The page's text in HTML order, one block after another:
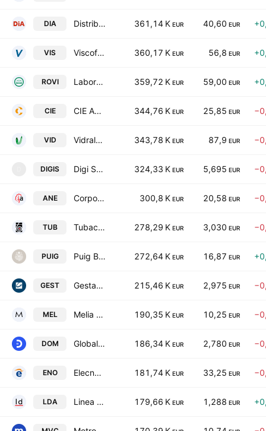
DIA Distribuidora Internacional de Alimentacion SA 361,14 K EUR 40,60 EUR
VIS Viscofan, S.A. 360,17 K EUR 56,8 EUR
ROVI Laboratorios Farmaceuticos Rovi, S.A. 359,72 K EUR 59,00 EUR
CIE CIE Automotive, S.A. 344,76 K EUR 25,85 EUR
VID Vidrala SA 343,78 K EUR 87,9 EUR
DIGIS Digi Spain Telecom, S.A. Unipersonal 324,33 K EUR 5,695 EUR
ANE Corporacion Acciona Energias Renovables SA 300,8 K EUR 20,58 EUR
TUB Tubacex, S.A. 278,29 K EUR 3,030 EUR
PUIG Puig Brands, S.A. Class B 272,64 K EUR 16,87 EUR
GEST Gestamp Automocion S.A. 215,46 K EUR 2,975 EUR
MEL Melia Hotels International, S.A. 190,35 K EUR 10,25 EUR
DOM Global Dominion Access SA 186,34 K EUR 2,780 EUR
ENO Elecnor S.A. 181,74 K EUR 33,25 EUR
LDA Linea Directa Aseguradora SA 179,66 K EUR 1,288 EUR